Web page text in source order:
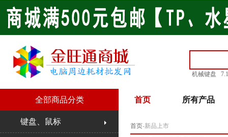
机械键盘
首页 所有产品
全部商品分类
键盘、鼠标 首页-新品上市